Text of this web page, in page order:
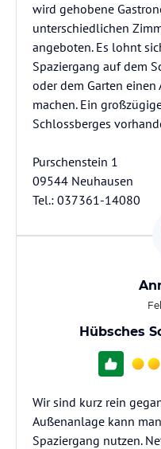
wird gehobene
unterschiedlichen
angeboten. Es lohnt
Spaziergang auf dem
oder dem Garten einen
machen. Ein
Schlossberges
Purschenstein 1
09544 Neuhausen
Tel.: 037361-14080
Hübsches
Wir sind kurz rein
Außenanlage kann
Spaziergang nutzen.